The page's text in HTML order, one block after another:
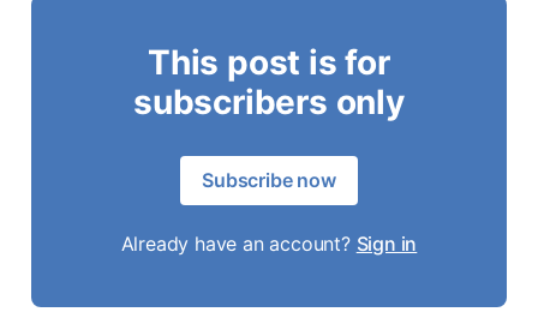
This post is for
subscribers only
Subscribe now
Already have an account? Sign in